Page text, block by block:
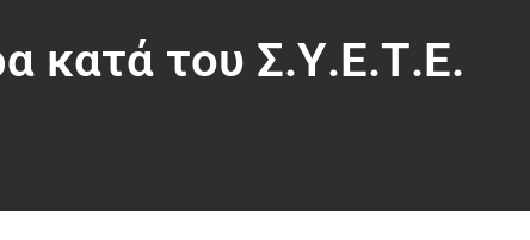
κατά του Σ.Υ.Ε.Τ.Ε.